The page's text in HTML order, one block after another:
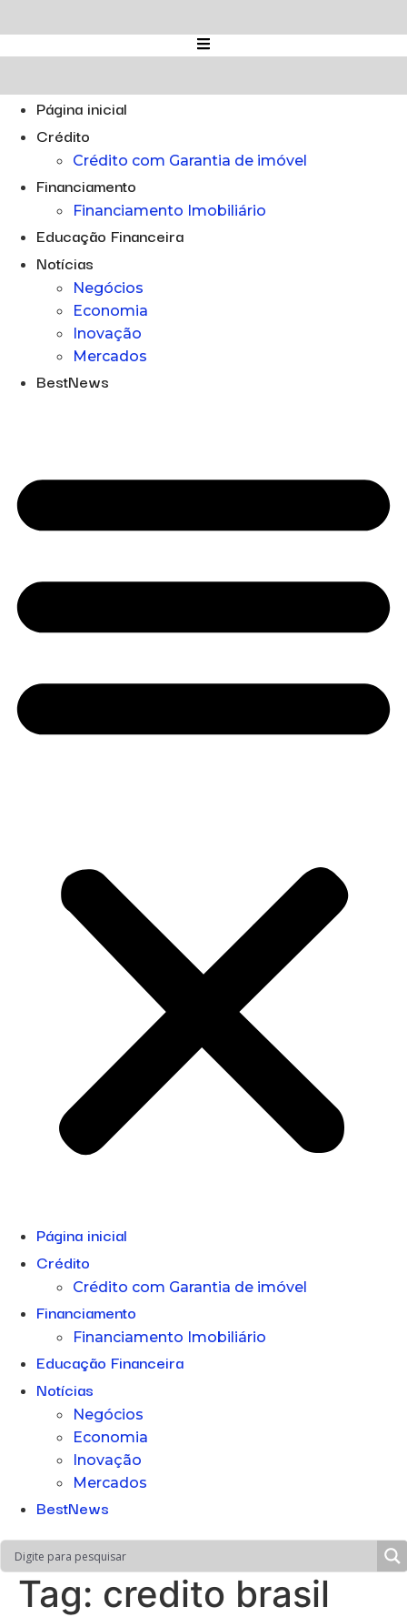
para
o
Página inicial
Crédito
Crédito com Garantia de imóvel
Financiamento
Financiamento Imobiliário
Educação Financeira
Notícias
Negócios
Economia
Inovação
Mercados
BestNews
Página inicial
Crédito
Crédito com Garantia de imóvel
Financiamento
Financiamento Imobiliário
Educação Financeira
Notícias
Negócios
Economia
Inovação
Mercados
BestNews
Tag: credito brasil